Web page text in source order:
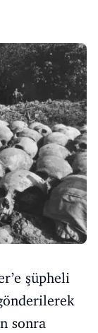
şüpheli
sonra